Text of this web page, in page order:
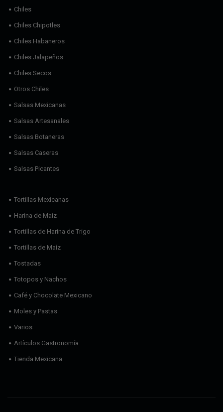
Chiles
Chiles Chipotles
Chiles Habaneros
Chiles Jalapeños
Chiles Secos
Otros Chiles
Salsas Mexicanas
Salsas Artesanales
Salsas Botaneras
Salsas Caseras
Salsas Picantes
Tortillas Mexicanas
Harina de Maíz
Tortillas de Harina de Trigo
Tortillas de Maíz
Tostadas
Totopos y Nachos
Café y Chocolate Mexicano
Moles y Pastas
Varios
Artículos Gastronomía
Tienda Mexicana